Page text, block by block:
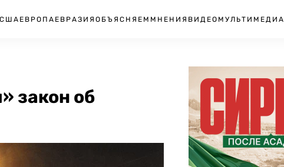
США ЕВРОПА ЕВРАЗИЯ ОБЪЯСНЯЕМ МНЕНИЯ ВИДЕО МУЛЬТИМЕДИА
закон об